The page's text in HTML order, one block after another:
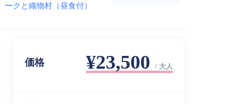
価格 ¥23,500 / 大人